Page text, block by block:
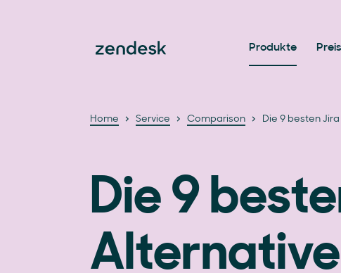
Produkte
Home Service Comparison Die 9 besten
Die 9